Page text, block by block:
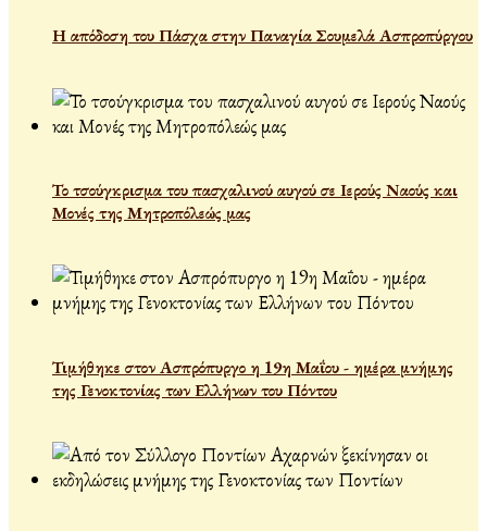
Η απόδοση του Πάσχα στην Παναγία Σουμελά Ασπροπύργου
Το τσούγκρισμα του πασχαλινού αυγού σε Ιερούς Ναούς και
Μονές της Μητροπόλεώς μας
Τιμήθηκε στον Ασπρόπυργο η 19η Μαΐου - ημέρα μνήμης
της Γενοκτονίας των Ελλήνων του Πόντου